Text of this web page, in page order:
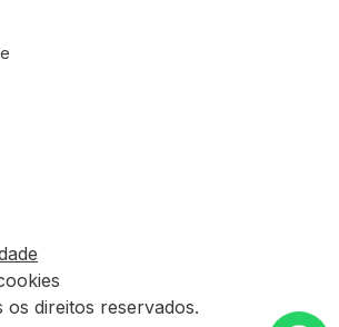
direitos reservados.